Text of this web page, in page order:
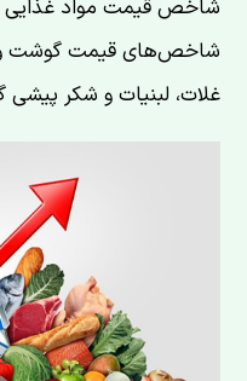
شاخص قیمت مواد غذایی
شاخص‌های قیمت گوشت و
غلات، لبنیات و شکر پیشی